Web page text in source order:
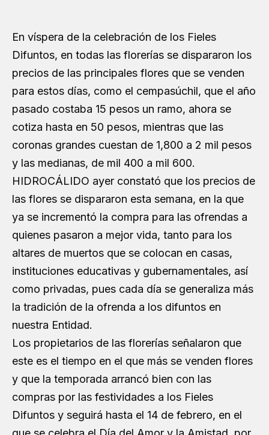
En víspera de la celebración de los Fieles
Difuntos, en todas las florerías se dispararon los
precios de las principales flores que se venden
para estos días, como el cempasúchil, que el año
pasado costaba 15 pesos un ramo, ahora se
cotiza hasta en 50 pesos, mientras que las
coronas grandes cuestan de 1,800 a 2 mil pesos
y las medianas, de mil 400 a mil 600.
HIDROCÁLIDO ayer constató que los precios de
las flores se dispararon esta semana, en la que
ya se incrementó la compra para las ofrendas a
quienes pasaron a mejor vida, tanto para los
altares de muertos que se colocan en casas,
instituciones educativas y gubernamentales, así
como privadas, pues cada día se generaliza más
la tradición de la ofrenda a los difuntos en
nuestra Entidad.
Los propietarios de las florerías señalaron que
este es el tiempo en el que más se venden flores
y que la temporada arrancó bien con las
compras por las festividades a los Fieles
Difuntos y seguirá hasta el 14 de febrero, en el